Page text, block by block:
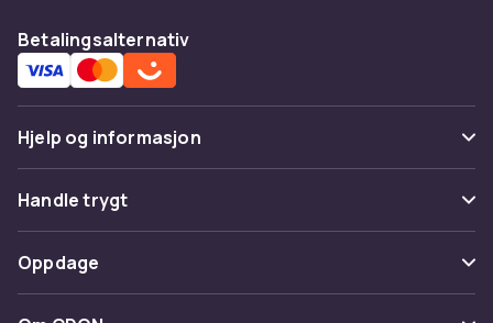
Betalingsalternativ
Hjelp og informasjon
Vanlige spørsmål
Spor pakke
Angre & returner her
Handle trygt
Betaling
Levering
Oppdage
Kategorier